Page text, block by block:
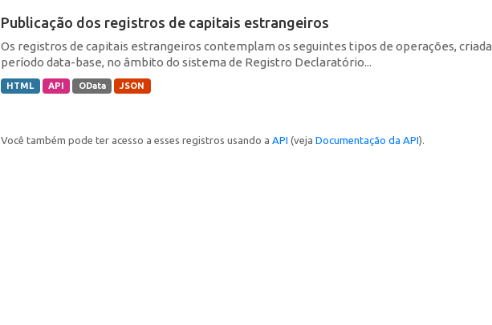
Publicação dos registros de capitais estrangeiros
Os registros de capitais estrangeiros contemplam os seguintes tipos de operações,
período data-base, no âmbito do sistema de Registro Declaratório...
HTML API OData JSON
Você também pode ter acesso a esses registros usando a API (veja Documentação da API).